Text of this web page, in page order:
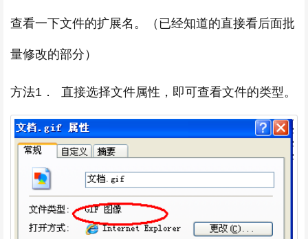
查看一下文件的扩展名。（已经知道的直接看后面批
量修改的部分）
方法1． 直接选择文件属性，即可查看文件的类型。